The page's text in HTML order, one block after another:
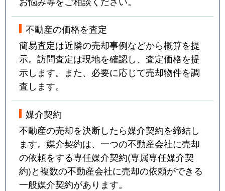
不動産の価格を査定
簡易査定は近隣の売却事例などから概算を提
示。訪問査定は現地を確認し、査定価格を提
示します。また、必要に応じて売却物件を調
査します。
媒介契約
不動産の売却を決断したら媒介契約を締結し
ます。媒介契約は、一つの不動産会社に売却
の依頼をする専任媒介契約(専属専任媒介契
約)と複数の不動産会社に売却の依頼ができる
一般媒介契約があります。